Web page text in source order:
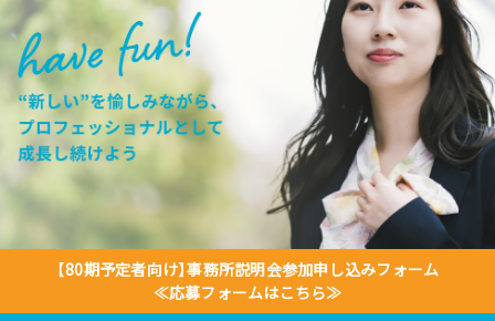
【80期予定者向け】事務所説明会参加申し込みフォーム
≪応募フォームはこちら≫